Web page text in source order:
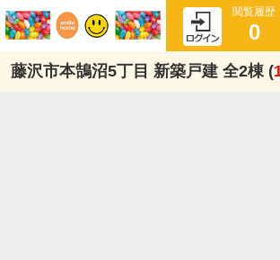
閲覧履歴
0
藤沢市本鵠沼5丁目 新築戸建 全2棟 (